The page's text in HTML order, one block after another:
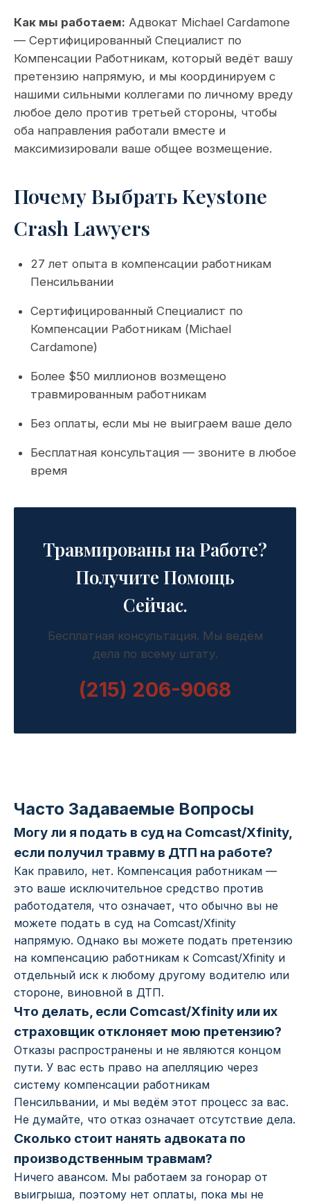
Как мы работаем: Адвокат Michael Cardamone
— Сертифицированный Специалист по
Компенсации Работникам, который ведёт вашу
претензию напрямую, и мы координируем с
нашими сильными коллегами по личному вреду
любое дело против третьей стороны, чтобы
оба направления работали вместе и
максимизировали ваше общее возмещение.
Почему Выбрать Keystone
Crash Lawyers
27 лет опыта в компенсации работникам
Пенсильвании
Сертифицированный Специалист по
Компенсации Работникам (Michael
Cardamone)
Более $50 миллионов возмещено
травмированным работникам
Без оплаты, если мы не выиграем ваше дело
Бесплатная консультация — звоните в любое
время
Травмированы на Работе?
Получите Помощь
Сейчас.
Бесплатная консультация. Мы ведём
дела по всему штату.
(215) 206-9068
Часто Задаваемые Вопросы
Могу ли я подать в суд на Comcast/Xfinity,
если получил травму в ДТП на работе?
Как правило, нет. Компенсация работникам —
это ваше исключительное средство против
работодателя, что означает, что обычно вы не
можете подать в суд на Comcast/Xfinity
напрямую. Однако вы можете подать претензию
на компенсацию работникам к Comcast/Xfinity и
отдельный иск к любому другому водителю или
стороне, виновной в ДТП.
Что делать, если Comcast/Xfinity или их
страховщик отклоняет мою претензию?
Отказы распространены и не являются концом
пути. У вас есть право на апелляцию через
систему компенсации работникам
Пенсильвании, и мы ведём этот процесс за вас.
Не думайте, что отказ означает отсутствие дела.
Сколько стоит нанять адвоката по
производственным травмам?
Ничего авансом. Мы работаем за гонорар от
выигрыша, поэтому нет оплаты, пока мы не